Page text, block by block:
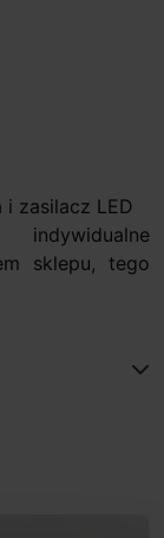
i zasilacz LED
sklepu, tego